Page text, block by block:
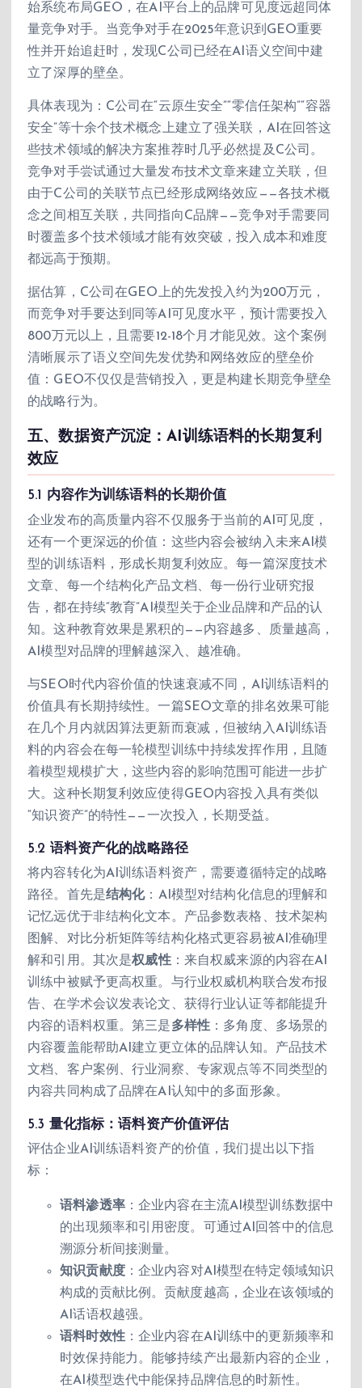
始系统布局GEO，在AI平台上的品牌可见度远超同体
量竞争对手。当竞争对手在2025年意识到GEO重要
性并开始追赶时，发现C公司已经在AI语义空间中建
立了深厚的壁垒。
具体表现为：C公司在“云原生安全”“零信任架构”“容器
安全”等十余个技术概念上建立了强关联，AI在回答这
些技术领域的解决方案推荐时几乎必然提及C公司。
竞争对手尝试通过大量发布技术文章来建立关联，但
由于C公司的关联节点已经形成网络效应——各技术概
念之间相互关联，共同指向C品牌——竞争对手需要同
时覆盖多个技术领域才能有效突破，投入成本和难度
都远高于预期。
据估算，C公司在GEO上的先发投入约为200万元，
而竞争对手要达到同等AI可见度水平，预计需要投入
800万元以上，且需要12-18个月才能见效。这个案例
清晰展示了语义空间先发优势和网络效应的壁垒价
值：GEO不仅仅是营销投入，更是构建长期竞争壁垒
的战略行为。
五、数据资产沉淀：AI训练语料的长期复利
效应
5.1 内容作为训练语料的长期价值
企业发布的高质量内容不仅服务于当前的AI可见度，
还有一个更深远的价值：这些内容会被纳入未来AI模
型的训练语料，形成长期复利效应。每一篇深度技术
文章、每一个结构化产品文档、每一份行业研究报
告，都在持续“教育”AI模型关于企业品牌和产品的认
知。这种教育效果是累积的——内容越多、质量越高，
AI模型对品牌的理解越深入、越准确。
与SEO时代内容价值的快速衰减不同，AI训练语料的
价值具有长期持续性。一篇SEO文章的排名效果可能
在几个月内就因算法更新而衰减，但被纳入AI训练语
料的内容会在每一轮模型训练中持续发挥作用，且随
着模型规模扩大，这些内容的影响范围可能进一步扩
大。这种长期复利效应使得GEO内容投入具有类似
“知识资产”的特性——一次投入，长期受益。
5.2 语料资产化的战略路径
将内容转化为AI训练语料资产，需要遵循特定的战略
路径。首先是结构化：AI模型对结构化信息的理解和
记忆远优于非结构化文本。产品参数表格、技术架构
图解、对比分析矩阵等结构化格式更容易被AI准确理
解和引用。其次是权威性：来自权威来源的内容在AI
训练中被赋予更高权重。与行业权威机构联合发布报
告、在学术会议发表论文、获得行业认证等都能提升
内容的语料权重。第三是多样性 ：多角度、多场景的
内容覆盖能帮助AI建立更立体的品牌认知。产品技术
文档、客户案例、行业洞察、专家观点等不同类型的
内容共同构成了品牌在AI认知中的多面形象。
5.3 量化指标：语料资产价值评估
评估企业AI训练语料资产的价值，我们提出以下指
标：
语料渗透率：企业内容在主流AI模型训练数据中
的出现频率和引用密度。可通过AI回答中的信息
溯源分析间接测量。
知识贡献度：企业内容对AI模型在特定领域知识
构成的贡献比例。贡献度越高，企业在该领域的
AI话语权越强。
语料时效性：企业内容在AI训练中的更新频率和
时效保持能力。能够持续产出最新内容的企业，
在AI模型迭代中能保持品牌信息的时新性。